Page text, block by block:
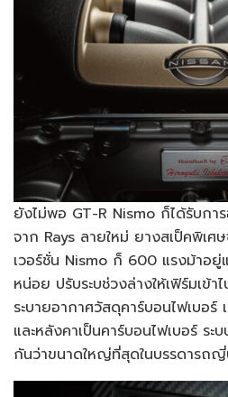
ยังไม่พอ GT-R Nismo ก็ได้รับกา
จาก Rays ลายใหม่ ยางสเป็คพิเศ
เวอร์ชั่น Nismo ก็ 600 แรงม้าอยู่
หน่อย ปรับระบช่วงล่างให้เฟิร์มเข้
ระบายอากาศวัสดุคาร์บอนไฟเบอร์
และหลังคาเป็นคาร์บอนไฟเบอร์ ระ
กันว่าขนาดใหญ่ที่สุดในบรรดารถ